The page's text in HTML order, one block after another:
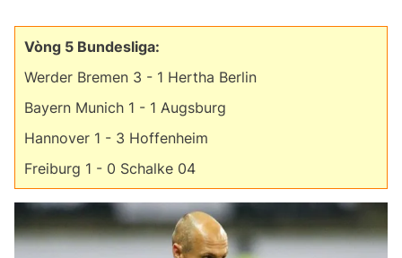
Vòng 5 Bundesliga:
Werder Bremen 3 - 1 Hertha Berlin
Bayern Munich 1 - 1 Augsburg
Hannover 1 - 3 Hoffenheim
Freiburg 1 - 0 Schalke 04